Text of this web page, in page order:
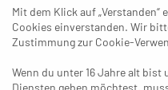
am Ende der ersten
Achterbahnfahrt setzte
Durchgang fort – 17:16 (34.),
23:23 (49.), 25:24 (52.),
Mit dem Klick auf
Cookies einverstanden. Wir
Zustimmung zur Cookie-
Wenn du unter 16 Jahre alt
Diensten geben möchtest,